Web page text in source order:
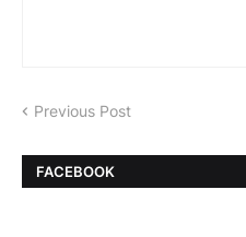
Previous Post
FACEBOOK